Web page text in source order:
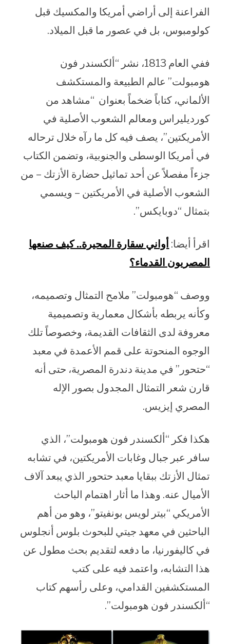
الفراعنة إلى أراضي أمريكا والمكسيك قبل
كولومبوس، بل في عصور ما قبل الميلاد.
ففي العام 1813، نشر “ألكسندر فون
هومبولت” عالم الطبيعة والمستكشف
الألماني، كتاباً ضخماً بعنوان “مشاهد من
كورديليراس ومعالم الشعوب الأصلية في
الأمريكتين”، يصف فيه كل ما رآه خلال ترحاله
في أمريكا الوسطى والجنوبية، وتضمن الكتاب
جزءاً مفصلاً عن أحد تماثيل حضارة الأزتك – من
الشعوب الأصلية في الأمريكتين – ويسمي
بتمثال “دوبايكس”.
اقرأ أيضا: أواني سقارة المحيرة.. كيف صنعها
المصريون القدماء؟
ووصف “هومبولت” ملامح التمثال وتصميمه،
وكأنه يربطه بأشكال معمارية وتصميمية
معروفة لدى الثقافات القديمة، وخصوصاً تلك
الوجوه المنحوتة على قمم الأعمدة في معبد
“حتحور” في مدينة دندرة المصرية، حتى أنه
قارن شعر التمثال المجدول بصور الإله
المصري إيزيس.
هكذا فكر “ألكسندر فون هومبولت”، الذي
سافر عبر جبال وغابات الأمريكتين، في تشابه
تمثال الأزتك ببقايا معبد حتحور الذي يبعد آلاف
الأميال عنه. وهذا ما أثار اهتمام الباحث
الأمريكي “بيتر لويس بونفيتو”، وهو من أهم
الباحثين في معهد جيتي للبحوث بلوس أنجلوس
في كاليفورنيا، ما دفعه لتقديم بحث مطول عن
هذا التشابه، واعتمد فيه على كتب
المستكشفين القدامي، وعلى رأسهم كتاب
“ألكسندر فون هومبولت”.